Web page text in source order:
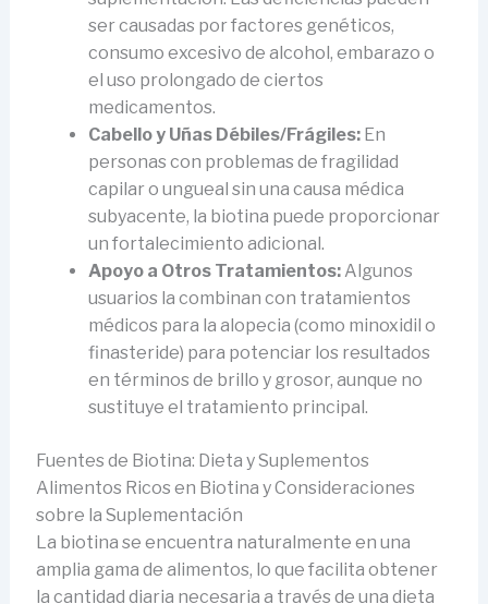
ser causadas por factores genéticos,
consumo excesivo de alcohol, embarazo o
el uso prolongado de ciertos
medicamentos.
Cabello y Uñas Débiles/Frágiles:En
personas con problemas de fragilidad
capilar o ungueal sin una causa médica
subyacente, la biotina puede proporcionar
un fortalecimiento adicional.
Apoyo a Otros Tratamientos:Algunos
usuarios la combinan con tratamientos
médicos para la alopecia (como minoxidil o
finasteride) para potenciar los resultados
en términos de brillo y grosor, aunque no
sustituye el tratamiento principal.
Fuentes de Biotina: Dieta y Suplementos
Alimentos Ricos en Biotina y Consideraciones
sobre la Suplementación
La biotina se encuentra naturalmente en una
amplia gama de alimentos, lo que facilita obtener
la cantidad diaria necesaria a través de una dieta